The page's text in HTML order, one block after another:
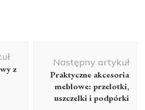
z
Następny artykuł
Praktyczne akcesoria
meblowe: przelotki,
uszczelki i podpórki